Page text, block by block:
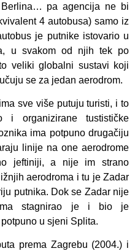
Berlina… pa agencija ne bi
4 autobusa) samo iz
je putnike istovario u
u svakom od njih tek po
veliki globalni sustavi koji
se za jedan aerodrom.
sve više putuju turisti, i to
i organizirane tustističke
ima potpuno drugačiju
linije na one aerodrome
jeftiniji, a nije im strano
aerodroma i tu je Zadar
putnika. Dok se Zadar nije
stagnirao je i bio je
u sjeni Splita.
prema Zagrebu (2004.) i